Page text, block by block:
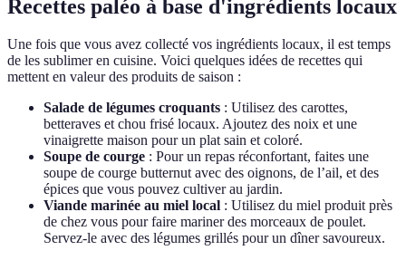
Recettes paléo à base d'ingrédients locaux
Une fois que vous avez collecté vos ingrédients locaux, il est temps
de les sublimer en cuisine. Voici quelques idées de recettes qui
mettent en valeur des produits de saison :
Salade de légumes croquants : Utilisez des carottes,
betteraves et chou frisé locaux. Ajoutez des noix et une
vinaigrette maison pour un plat sain et coloré.
Soupe de courge : Pour un repas réconfortant, faites une
soupe de courge butternut avec des oignons, de l’ail, et des
épices que vous pouvez cultiver au jardin.
Viande marinée au miel local : Utilisez du miel produit près
de chez vous pour faire mariner des morceaux de poulet.
Servez-le avec des légumes grillés pour un dîner savoureux.